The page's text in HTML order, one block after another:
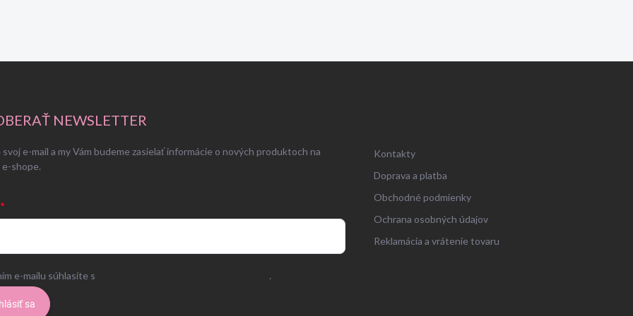
NEWSLETTER
e-mail a my Vám budeme zasielať informácie o nových produktoch na
e-shope.
e-mailu súhlasíte s .
sa
Kontakty
Doprava a platba
Obchodné podmienky
Ochrana osobných údajov
Reklamácia a vrátenie tovaru